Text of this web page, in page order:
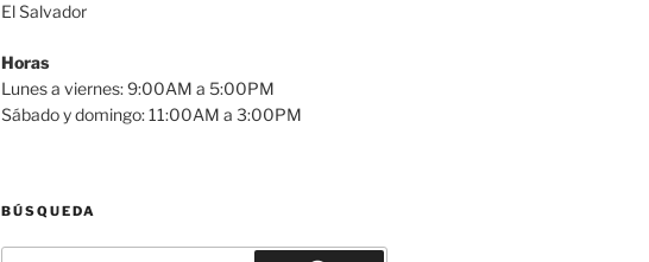
El Salvador
Horas
Lunes a viernes: 9:00AM a 5:00PM
Sábado y domingo: 11:00AM a 3:00PM
BÚSQUEDA